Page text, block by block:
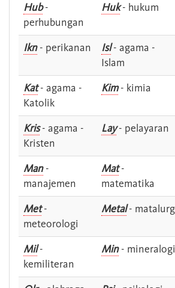
Hub-
perhubungan
Huk- hukum
Ikn- perikanan Isl- agama -
Islam
Kat- agama -
Katolik
Kim- kimia
Kris- agama -
Kristen
Lay- pelayaran
Man-
manajemen
Mat-
matematika
Met-
meteorologi
Metal-
Mil-
kemiliteran
Min- mineralogi